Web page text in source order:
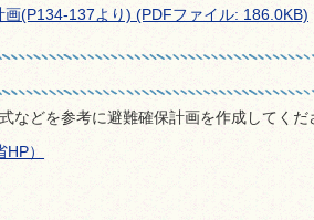
(P134-137より) (PDFファイル: 186.0KB)
などを参考に避難確保計画を作成してくだ
）